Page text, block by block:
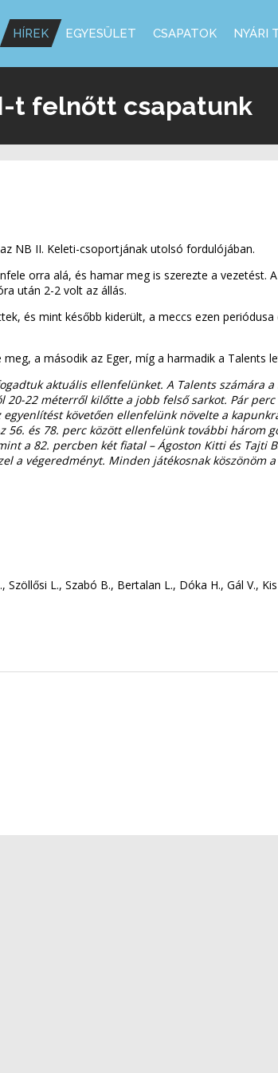
HÍREK EGYESÜLET CSAPATOK NYÁRI
t felnőtt csapatunk
NB II. Keleti-csoportjának utolsó fordulójában.
orra alá, és hamar meg is szerezte a vezetést.
után 2-2 volt az állás.
és mint később kiderült, a meccs ezen
a második az Eger, míg a harmadik a Talents
aktuális ellenfelünket. A Talents számára
22 méterről kilőtte a jobb felső sarkot. Pár
követően ellenfelünk növelte a
56. és 78. perc között ellenfelünk további három
a 82. percben két fiatal – Ágoston Kitti és
a végeredményt. Minden játékosnak köszönöm
L., Szabó B., Bertalan L., Dóka H., Gál V.,